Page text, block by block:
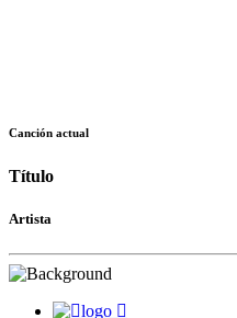
Canción actual
Título
Artista